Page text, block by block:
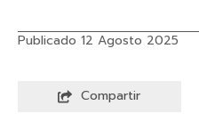
Publicado 12 Agosto 2025
Compartir